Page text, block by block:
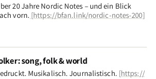
20 Jahre Nordic Notes – und ein Blick
vorn. [https://bfan.link/nordic-notes-200]
song, folk & world
Musikalisch. Journalistisch. [https://